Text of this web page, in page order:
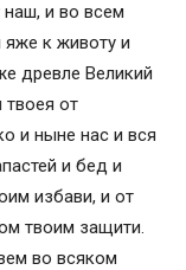
и во всем
яже к животу и
древле Великий
от
и ныне нас и вся
и бед и
избави, и от
твоим защити.
во всяком